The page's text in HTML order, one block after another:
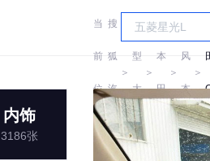
当
前
位
置:
搜
狐
汽
车
＞
车
型
大
全
＞
本
田
＞
东
风
本
田
＞
内饰
3186张